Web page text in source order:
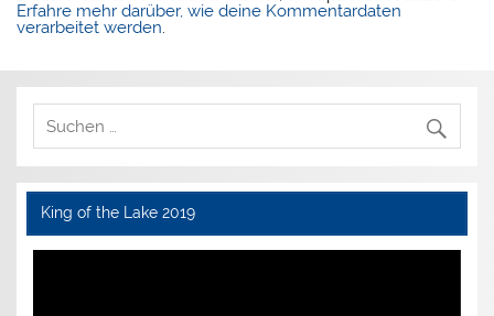
Erfahre mehr darüber, wie deine Kommentardaten
verarbeitet werden.
King of the Lake 2019